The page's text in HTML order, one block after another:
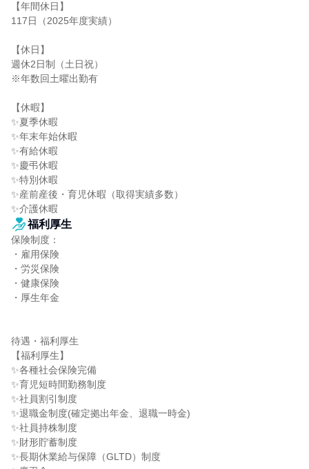
【年間休日】
117日（2025年度実績）
【休日】
週休2日制（土日祝）
※年数回土曜出勤有
【休暇】
✨夏季休暇
✨年末年始休暇
✨有給休暇
✨慶弔休暇
✨特別休暇
✨産前産後・育児休暇（取得実績多数）
✨介護休暇
福利厚生
保険制度：
・雇用保険
・労災保険
・健康保険
・厚生年金
待遇・福利厚生
【福利厚生】
✨各種社会保険完備
✨育児短時間勤務制度
✨社員割引制度
✨退職金制度(確定拠出年金、退職一時金)
✨社員持株制度
✨財形貯蓄制度
✨長期休業給与保障（GLTD）制度